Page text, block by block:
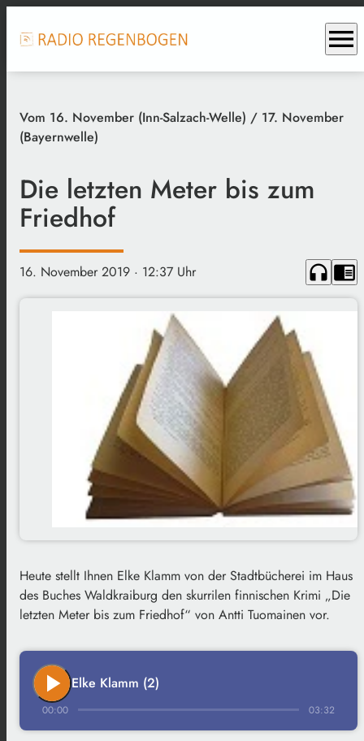
menu
Vom 16. November (Inn-Salzach-Welle) / 17. November
(Bayernwelle)
Die letzten Meter bis zum
Friedhof
16. November 2019 · 12:37 Uhr headphones chrome_reader_mode
Heute stellt Ihnen Elke Klamm von der Stadtbücherei im Haus
des Buches Waldkraiburg den skurrilen finnischen Krimi „Die
letzten Meter bis zum Friedhof“ von Antti Tuomainen vor.
play_arrow Elke Klamm (2)
00:00 03:32